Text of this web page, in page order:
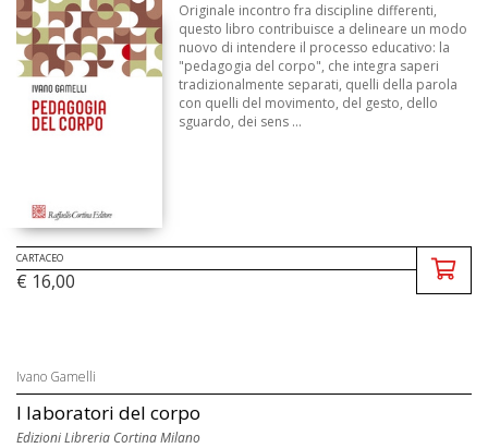
Originale incontro fra discipline differenti,
questo libro contribuisce a delineare un modo
nuovo di intendere il processo educativo: la
"pedagogia del corpo", che integra saperi
tradizionalmente separati, quelli della parola
con quelli del movimento, del gesto, dello
sguardo, dei sens ...
CARTACEO
€ 16,00
Ivano Gamelli
I laboratori del corpo
Edizioni Libreria Cortina Milano